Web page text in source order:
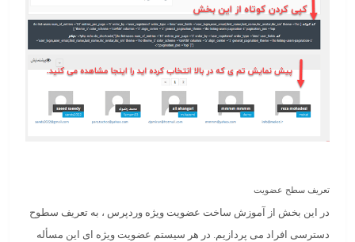
تعریف سطح عضویت
در این بخش از آموزش ساخت عضویت ویژه وردپرس ، به تعریف سطوح
دسترسی افراد می پردازیم. در هر سیستم عضویت ویژه ای این مسأله